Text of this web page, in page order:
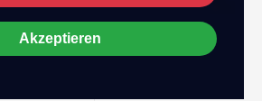
Akzeptieren